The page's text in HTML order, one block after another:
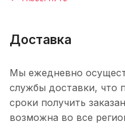
Доставка
Мы ежедневно
службы доставки, что
сроки получить
возможна во все